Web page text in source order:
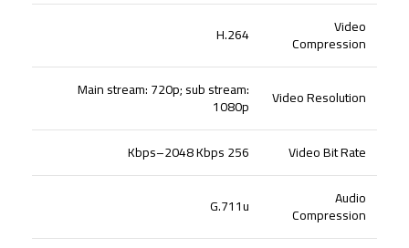
Video
Compression
H.264
Video Resolution
Main stream: 720p; sub stream:
1080p
Video Bit Rate
256 Kbps–2048 Kbps
Audio
Compression
G.711u